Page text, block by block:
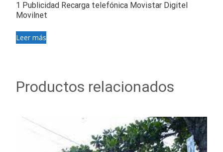
1 Publicidad Recarga telefónica Movistar Digitel
Movilnet
Leer más
Productos relacionados